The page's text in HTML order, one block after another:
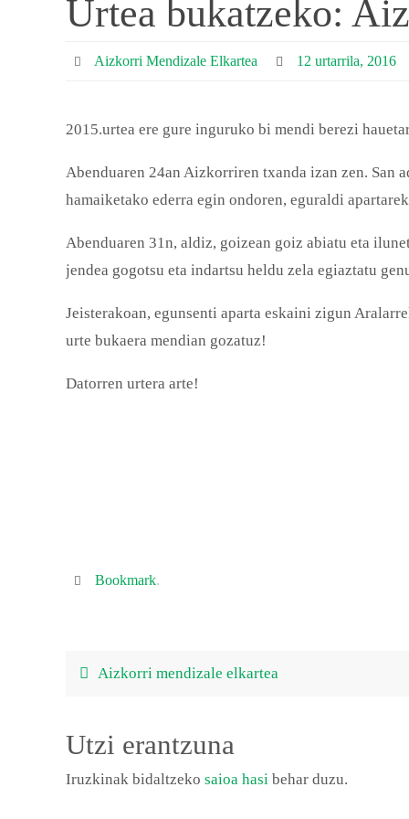
Urtea bukatzeko:
Aizkorri Mendizale Elkartea 12 urtarrila, 2016
2015.urtea ere gure inguruko bi mendi berezi
Abenduaren 24an Aizkorriren txanda izan zen.
hamaiketako ederra egin ondoren, eguraldi
Abenduaren 31n, aldiz, goizean goiz abiatu eta
jendea gogotsu eta indartsu heldu zela egiaztatu
Jeisterakoan, egunsenti aparta eskaini zigun
urte bukaera mendian gozatuz!
Datorren urtera arte!
Bookmark.
Aizkorri mendizale elkartea
Utzi erantzuna
Iruzkinak bidaltzeko saioa hasi behar duzu.